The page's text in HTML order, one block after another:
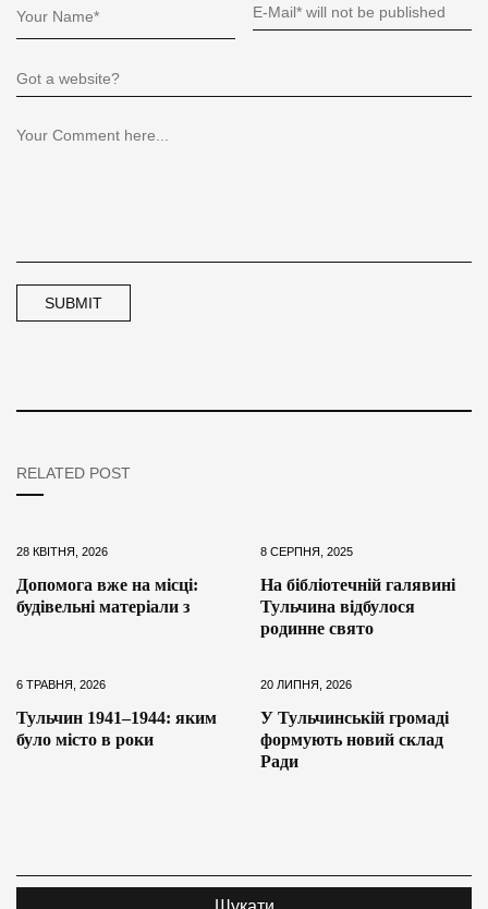
RELATED POST
28 КВІТНЯ, 2026
Допомога вже на місці:
будівельні матеріали з
8 СЕРПНЯ, 2025
На бібліотечній галявині
Тульчина відбулося
родинне свято
6 ТРАВНЯ, 2026
Тульчин 1941–1944: яким
було місто в роки
20 ЛИПНЯ, 2026
У Тульчинській громаді
формують новий склад
Ради